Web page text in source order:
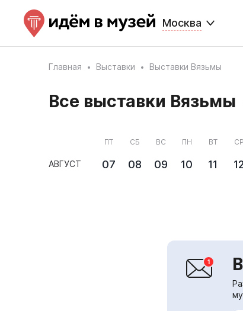
Москва
Главная Выставки Выставки Вязьмы
Все выставки Вязьмы
АВГУСТ
ПТ
07
СБ
08
ВС
09
ПН
10
ВТ
11
СР
12